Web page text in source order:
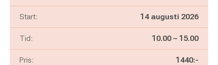
Start: 14 augusti 2026
Tid: Pågår mellan
10.00 – och
15.00
Pris: 1440:-